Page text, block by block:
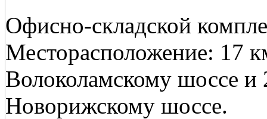
Офисно-складской
Месторасположение: 17
Волоколамскому шоссе
Новорижскому шоссе.